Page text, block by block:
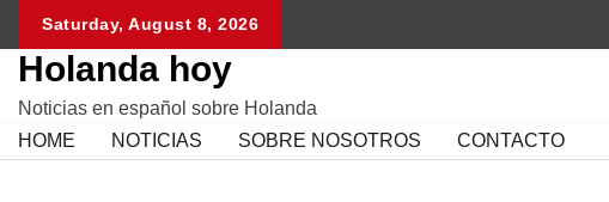
content
Saturday, August 8, 2026
Holanda hoy
Noticias en español sobre Holanda
HOME
NOTICIAS SOBRE NOSOTROS CONTACTO